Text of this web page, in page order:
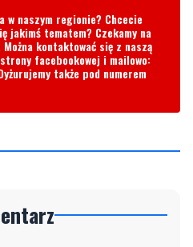
w naszym regionie? Chcecie
jakimś tematem? Czekamy na
kontaktować się z naszą
facebookowej i mailowo:
także pod numerem